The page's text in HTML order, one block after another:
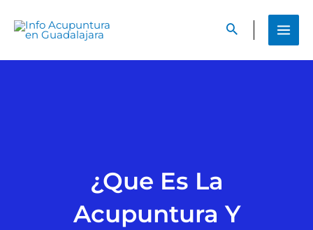
contenido
¿Que Es La
Acupuntura Y